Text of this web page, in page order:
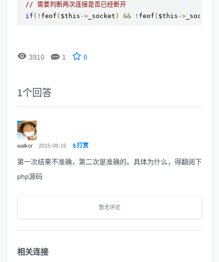
// 需要判断两次连接是否已经断开
if (! feof ( $this -> _socket ) && ! feof ( $this -> _socket
 3910  1 0
1个回答
walkor 2015-08-19 打赏
第一次结果不准确，第二次是准确的。具体为什么，得翻阅下
php源码
暂无评论
相关连接